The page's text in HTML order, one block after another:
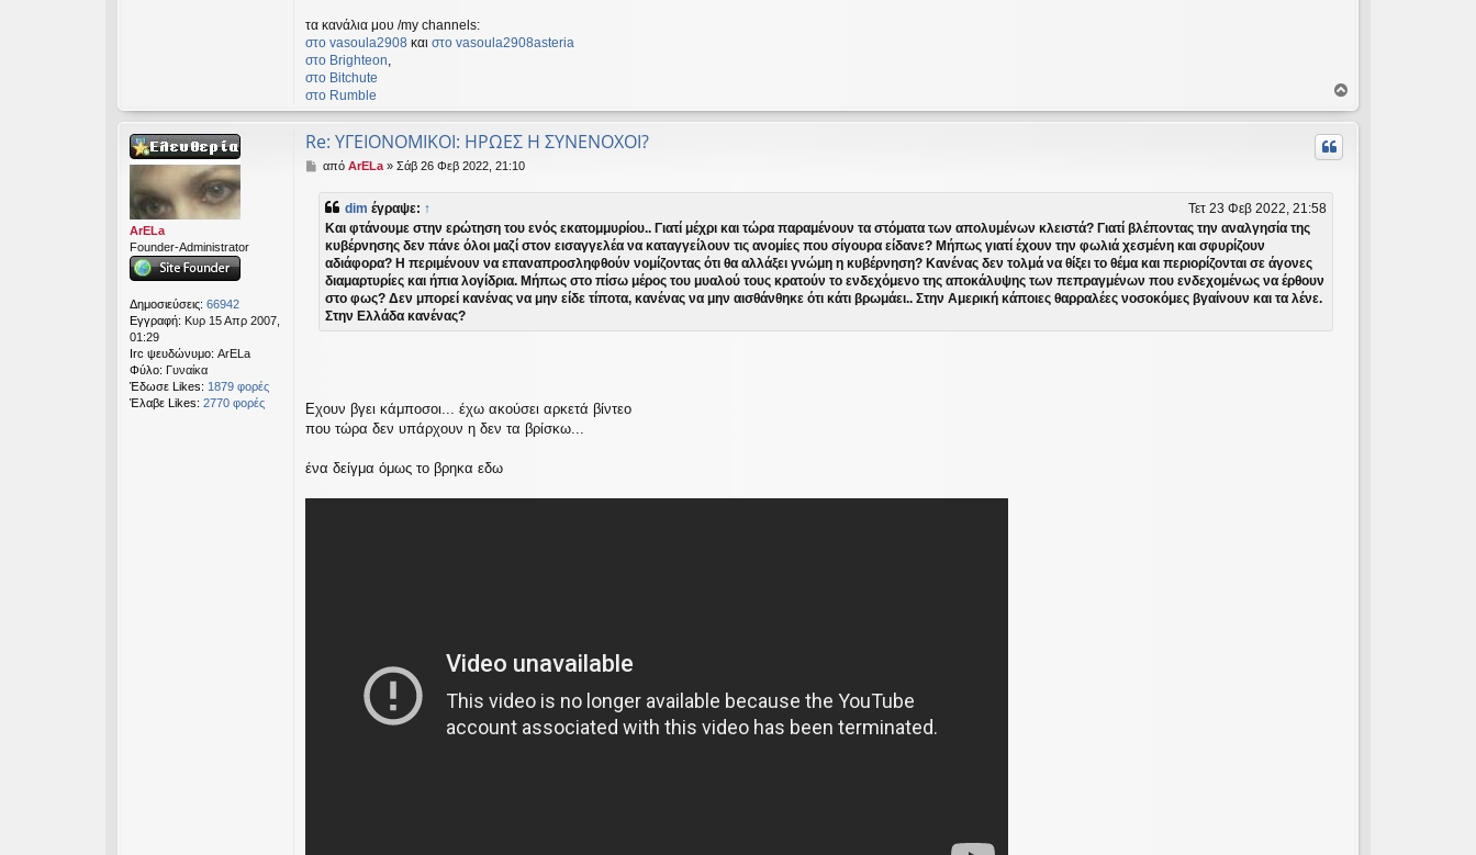
τα κανάλια μου /my channels:
στο vasoula2908 και στο vasoula2908asteria
στο Βrighteon,
στο Bitchute
στο Rumble
ο
ρ
ArELa
Founder-Administrator
Δημοσιεύσεις: 66942
Εγγραφή: Κυρ 15 Απρ 2007,
01:29
Irc ψευδώνυμο: ArELa
Φύλο: Γυναίκα
Έδωσε Likes: 1879 φορές
Έλαβε Likes: 2770 φορές
Re: ΥΓΕΙΟΝΟΜΙΚΟΙ: ΗΡΩΕΣ Η ΣΥΝΕΝΟΧΟΙ?
Δ
μ
σ
σ
από ArELa» Σάβ 26 Φεβ 2022, 21:10
dim έγραψε: ↑
Τετ 23 Φεβ 2022, 21:58
Και φτάνουμε στην ερώτηση του ενός εκατομμυρίου.. Γιατί μέχρι και τώρα παραμένουν τα στόματα των απολυμένων κλειστά? Γιατί βλέποντας την αναλγησία της
κυβέρνησης δεν πάνε όλοι μαζί στον εισαγγελέα να καταγγείλουν τις ανομίες που σίγουρα είδανε? Μήπως γιατί έχουν την φωλιά χεσμένη και σφυρίζουν
αδιάφορα? Η περιμένουν να επαναπροσληφθούν νομίζοντας ότι θα αλλάξει γνώμη η κυβέρνηση? Κανένας δεν τολμά να θίξει το θέμα και περιορίζονται σε άγονες
διαμαρτυρίες και ήπια λογίδρια. Μήπως στο πίσω μέρος του μυαλού τους κρατούν το ενδεχόμενο της αποκάλυψης των πεπραγμένων που ενδεχομένως να έρθουν
στο φως? Δεν μπορεί κανένας να μην είδε τίποτα, κανένας να μην αισθάνθηκε ότι κάτι βρωμάει.. Στην Αμερική κάποιες θαρραλέες νοσοκόμες βγαίνουν και τα λένε.
Στην Ελλάδα κανένας?
Εχουν βγει κάμποσοι... έχω ακούσει αρκετά βίντεο
που τώρα δεν υπάρχουν η δεν τα βρίσκω...
ένα δείγμα όμως το βρηκα εδω